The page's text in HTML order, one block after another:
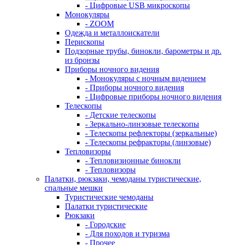
- Цифровые USB микроскопы
Монокуляры
- ZOOM
Одежда и металлоискатели
Перископы
Подзорные трубы, бинокли, барометры и др.
из бронзы
Приборы ночного видения
- Монокуляры с ночным видением
- Приборы ночного видения
- Цифровые приборы ночного видения
Телескопы
- Детские телескопы
- Зеркально-линзовые телескопы
- Телескопы рефлекторы (зеркальные)
- Телескопы рефракторы (линзовые)
Тепловизоры
- Тепловизионные бинокли
- Тепловизоры
Палатки, рюкзаки, чемоданы туристические,
спальные мешки
Туристические чемоданы
Палатки туристические
Рюкзаки
- Городские
- Для походов и туризма
- Прочее